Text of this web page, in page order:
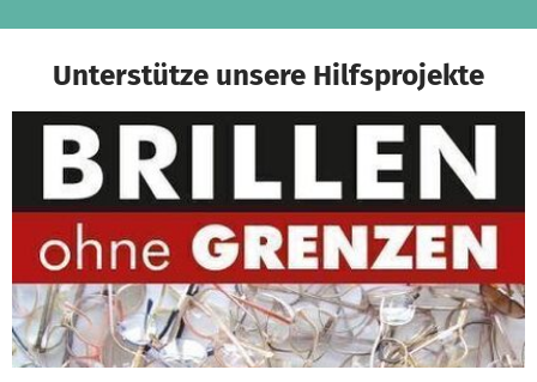
Unterstütze unsere Hilfsprojekte